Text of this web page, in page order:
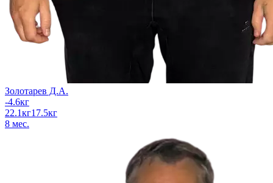
Золотарев Д.А.
-4.6кг
22.1кг17.5кг
8 мес.